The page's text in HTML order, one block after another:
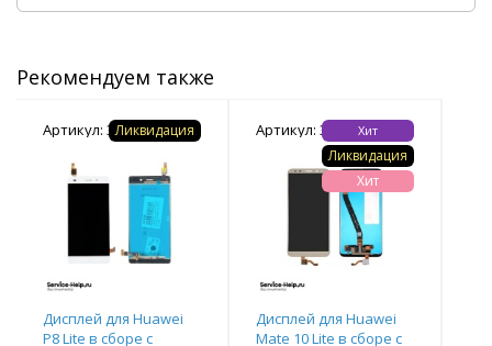
Рекомендуем также
Артикул: 335933Ликвидация
Дисплей для Huawei
P8 Lite в сборе с
Артикул: 336060Хит
Ликвидация
Хит
Дисплей для Huawei
Mate 10 Lite в сборе с